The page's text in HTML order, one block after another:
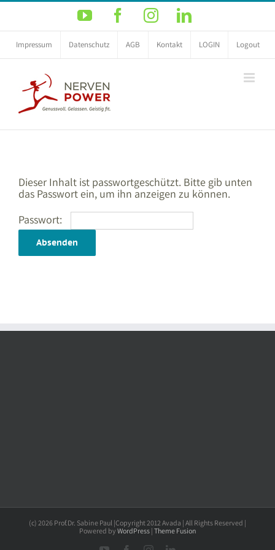
Zum
springen
YouTubeFacebookInstagramLinkedIn
Impressum Datenschutz AGB Kontakt LOGIN Logout
Dieser Inhalt ist passwortgeschützt. Bitte gib unten
das Passwort ein, um ihn anzeigen zu können.
Passwort:
(c) 2026 Prof.Dr. Sabine Paul |Copyright 2012 Avada | All Rights Reserved |
Powered by WordPress| Theme Fusion